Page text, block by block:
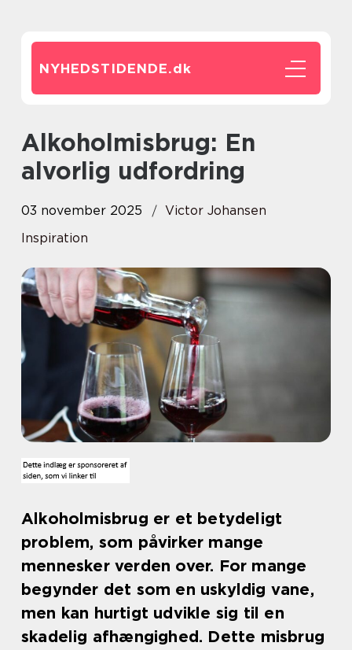
NYHEDSTIDENDE.dk
Alkoholmisbrug: En
alvorlig udfordring
03 november 2025
Victor Johansen
Inspiration
Alkoholmisbrug er et betydeligt
problem, som påvirker mange
mennesker verden over. For mange
begynder det som en uskyldig vane,
men kan hurtigt udvikle sig til en
skadelig afhængighed. Dette misbrug